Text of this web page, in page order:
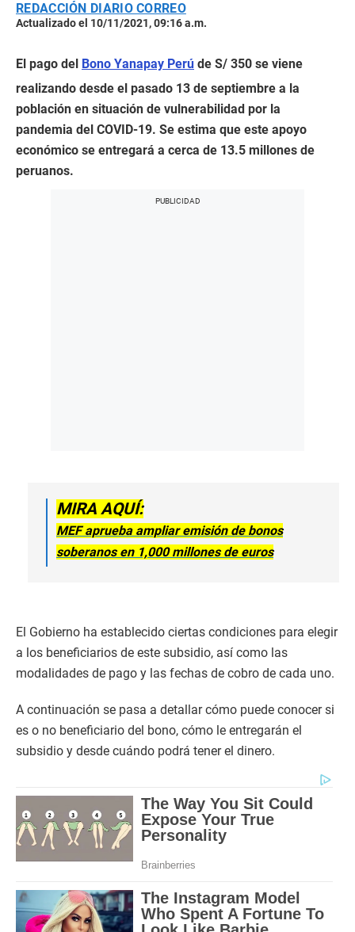
REDACCIÓN DIARIO CORREO
Actualizado el 10/11/2021, 09:16 a.m.
El pago del Bono Yanapay Perú de S/ 350 se viene
realizando desde el pasado 13 de septiembre a la
población en situación de vulnerabilidad por la
pandemia del COVID-19. Se estima que este apoyo
económico se entregará a cerca de 13.5 millones de
peruanos.
MIRA AQUÍ:
MEF aprueba ampliar emisión de bonos
soberanos en 1,000 millones de euros
El Gobierno ha establecido ciertas condiciones para elegir
a los beneficiarios de este subsidio, así como las
modalidades de pago y las fechas de cobro de cada uno.
A continuación se pasa a detallar cómo puede conocer si
es o no beneficiario del bono, cómo le entregarán el
subsidio y desde cuándo podrá tener el dinero.